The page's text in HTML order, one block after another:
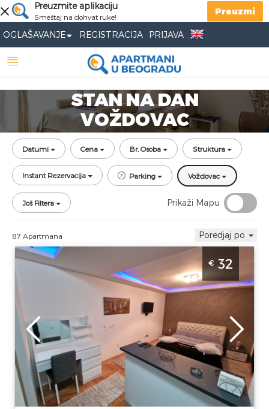
Preuzmite aplikaciju
Smeštaj na dohvat ruke!
Preuzmi
OGLAŠAVANJE REGISTRACIJA PRIJAVA
STAN NA DAN
VOŽDOVAC
Datumi Cena Br. Osoba Struktura
Instant Rezervacija Parking Voždovac
Još Filtera Prikaži Mapu
87 Apartmana Poredjaj po
Studio Apartman Winer A 2 Beograd
Vozdovac. Namenjen za 2 osobe u blizini
autoputa na Vozdvocu
Beograd
Lokacija:
Beograd
Voždovac
Adresa:
Mokroluška 107
A
Kvadratura :27
m2
Struktura :
Studio
€ 32